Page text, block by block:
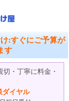
:すぐにご予算が
す
・丁寧に料金・
ダイヤル